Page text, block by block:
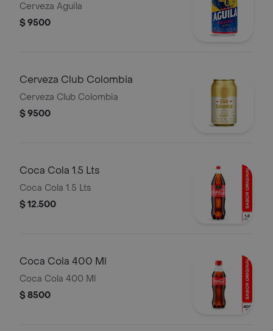
Cerveza Aguila
$ 9500
Cerveza Club Colombia
Cerveza Club Colombia
$ 9500
Coca Cola 1.5 Lts
Coca Cola 1.5 Lts
$ 12.500
Coca Cola 400 Ml
Coca Cola 400 Ml
$ 8500